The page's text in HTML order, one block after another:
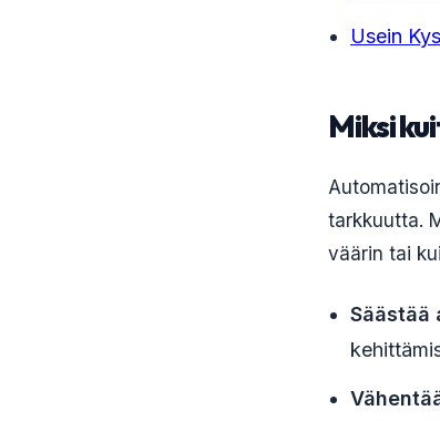
Usein
Miksi
tarkkuutta.
väärin tai
Säästää